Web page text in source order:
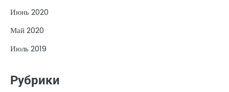
Июнь 2020
Май 2020
Июль 2019
Рубрики